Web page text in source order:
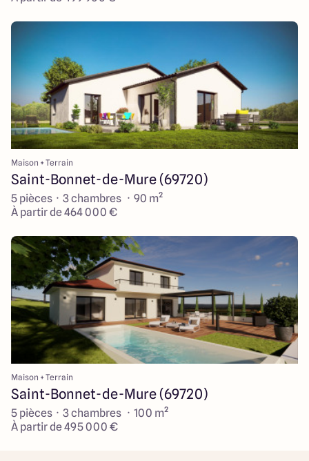
Maison + Terrain
Saint-Bonnet-de-Mure (69720)
5 pièces · 3 chambres · 90 m²
À partir de 464 000 €
Maison + Terrain
Saint-Bonnet-de-Mure (69720)
5 pièces · 3 chambres · 100 m²
À partir de 495 000 €